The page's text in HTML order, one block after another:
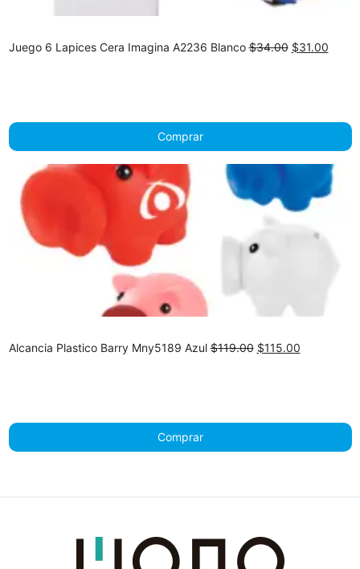
Juego 6 Lapices Cera Imagina A2236 Blanco$34.00 Original
$31.00
Comprar
Alcancia Plastico Barry Mny5189 Azul$119.00 Original
$115.00Current
Comprar